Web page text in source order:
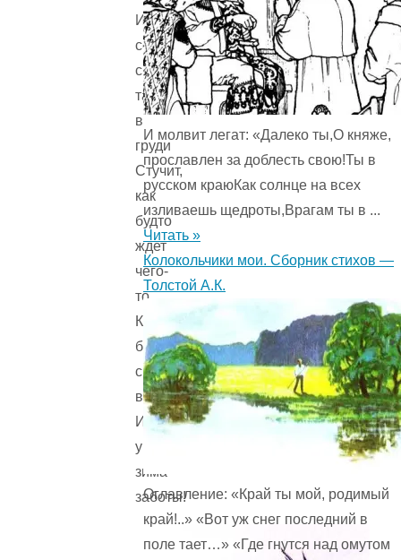
И
сердце
сильно
так
в
груди
Стучит,
как
будто
ждет
чего-
то,
Как
будто
счастье
впереди
И
унесла
зима
заботы!
И молвит легат: «Далеко ты,О княже,
прославлен за доблесть свою!Ты в
русском краюКак солнце на всех
изливаешь щедроты,Врагам ты в ...
Читать »
Колокольчики мои. Сборник стихов —
Толстой А.К.
Оглавление: «Край ты мой, родимый
край!..» «Вот уж снег последний в
поле тает…» «Где гнутся над омутом